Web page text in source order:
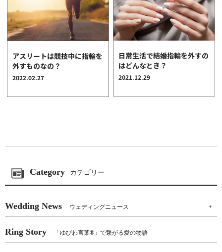
ショップ
AFFLUXについて
AFFLUXの永久保証®
無限大のオーダーメイド
ゆびわ言葉®
クオリティ
ブログ・お客様の声
受付時間 11:00〜19:00/火曜日定休
よくあるご質問|会社概要|
アスリートは競技中に指輪を
外すものなの？
2022.02.27
日常生活で結婚指輪を外すの
はどんなとき？
2021.12.29
Category カテゴリー
Wedding News ウェディングニュース +
Ring Story 「ゆびわ言葉®」で繋がる愛の物語